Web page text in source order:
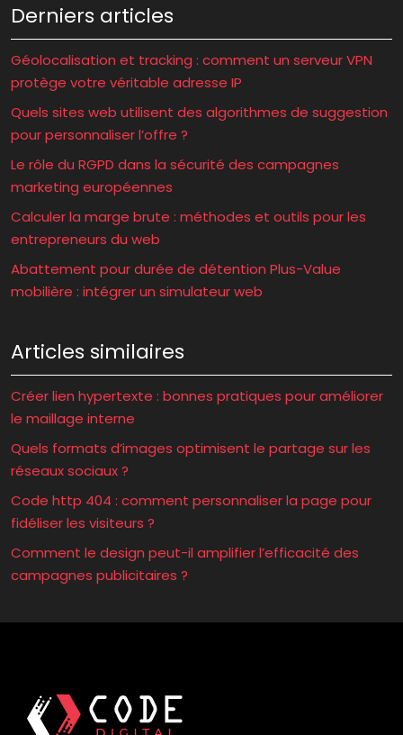
Derniers articles
Géolocalisation et tracking : comment un serveur VPN
protège votre véritable adresse IP
Quels sites web utilisent des algorithmes de suggestion
pour personnaliser l’offre ?
Le rôle du RGPD dans la sécurité des campagnes
marketing européennes
Calculer la marge brute : méthodes et outils pour les
entrepreneurs du web
Abattement pour durée de détention Plus-Value
mobilière : intégrer un simulateur web
Articles similaires
Créer lien hypertexte : bonnes pratiques pour améliorer
le maillage interne
Quels formats d’images optimisent le partage sur les
réseaux sociaux ?
Code http 404 : comment personnaliser la page pour
fidéliser les visiteurs ?
Comment le design peut-il amplifier l’efficacité des
campagnes publicitaires ?